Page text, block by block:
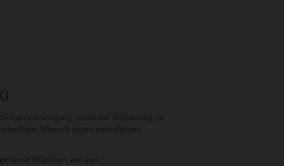
Versorgung sowie der Betreuung im
Mensch einen ambulanten
finanziert werden.